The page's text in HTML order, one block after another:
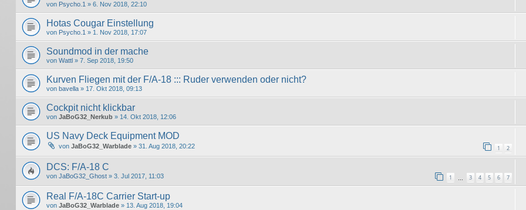
von Psycho.1 » 6. Nov 2018, 22:10
Hotas Cougar Einstellung
von Psycho.1 » 1. Nov 2018, 17:07
Soundmod in der mache
von Wattl » 7. Sep 2018, 19:50
Kurven Fliegen mit der F/A-18 ::: Ruder verwenden oder nicht?
von bavella » 17. Okt 2018, 09:13
Cockpit nicht klickbar
von JaBoG32_Nerkub » 14. Okt 2018, 12:06
US Navy Deck Equipment MOD
von JaBoG32_Warblade » 31. Aug 2018, 20:22 1 2
DCS: F/A-18 C
von JaBoG32_Ghost » 3. Jul 2017, 11:03 1 3 4 5 6 7
Real F/A-18C Carrier Start-up
von JaBoG32_Warblade » 13. Aug 2018, 19:04